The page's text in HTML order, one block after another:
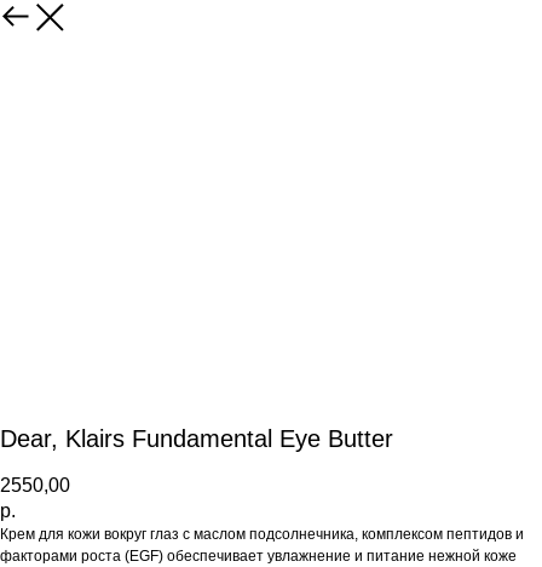
Dear, Klairs Fundamental Eye Butter
2550,00
р.
Крем для кожи вокруг глаз с маслом подсолнечника, комплексом пептидов и
факторами роста (EGF) обеспечивает увлажнение и питание нежной коже